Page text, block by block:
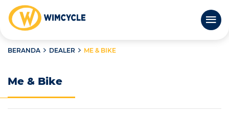
BERANDA DEALER ME & BIKE
Me & Bike